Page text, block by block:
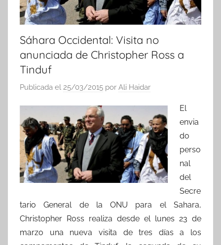
Sáhara Occidental: Visita no
anunciada de Christopher Ross a
Tinduf
Publicada el 25/03/2015 por Ali Haidar
El
envia
do
perso
nal
del
Secre
tario General de la ONU para el Sahara,
Christopher Ross realiza desde el lunes 23 de
marzo una nueva visita de tres días a los